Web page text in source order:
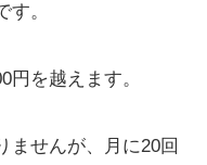
。
を越えます。
ませんが、月に20回